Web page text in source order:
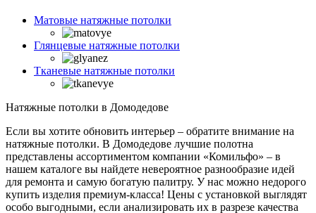
Матовые натяжные потолки
Глянцевые натяжные потолки
Тканевые натяжные потолки
Натяжные потолки в Домодедове
Если вы хотите обновить интерьер – обратите внимание на
натяжные потолки. В Домодедове лучшие полотна
представлены ассортиментом компании «Комильфо» – в
нашем каталоге вы найдете невероятное разнообразие идей
для ремонта и самую богатую палитру. У нас можно недорого
купить изделия премиум-класса! Цены с установкой выглядят
особо выгодными, если анализировать их в разрезе качества